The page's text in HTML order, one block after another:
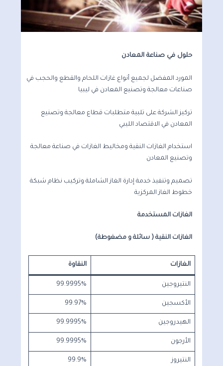
حلول في صناعة المعادن
المورد المفضل لجميع أنواع غازات اللحام والقطع والحجب في
صناعات معالجة وتصنيع المعادن في ليبيا
تركيز الشركة على تلبية متطلبات قطاع معالجة وتصنيع
المعادن في الاقتصاد الليبي
استخدام الغازات النقية ومخاليط الغازات في صناعة معالجة
وتصنيع المعادن
تصميم وتنفيذ خدمة إدارة الغاز الشاملة وتركيب نظام شبكة
خطوط الغاز المركزية
الغازات المستخدمة
الغازات النقية ( سائلة و مضغوطة)
الغازات النقاوة
النتيروجين 99.9995%
الأكسجين 99.97%
الهيدروجين 99.9995%
الأرجون 99.9995%
النتيروز 99.9%